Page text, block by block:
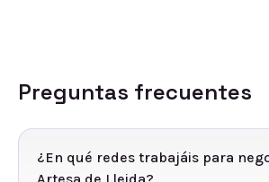
Preguntas frecuentes
¿En qué redes trabajáis para